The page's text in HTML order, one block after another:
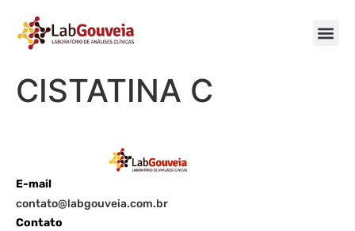
CISTATINA C
E-mail
contato@labgouveia.com.br
Contato